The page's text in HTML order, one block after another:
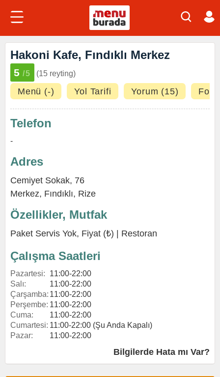
Hakoni Kafe, Fındıklı Merkez
5 /5 (15 reyting)
Menü (-) Yol Tarifi Yorum (15)
Telefon
-
Adres
Cemiyet Sokak, 76
Merkez, Fındıklı, Rize
Özellikler, Mutfak
Paket Servis Yok, Fiyat (₺) | Restoran
Çalışma Saatleri
Pazartesi:
11:00-22:00
Salı:
11:00-22:00
Çarşamba: 11:00-22:00
Perşembe: 11:00-22:00
Cuma:
11:00-22:00
Cumartesi: 11:00-22:00 (Şu Anda Kapalı)
Pazar:
11:00-22:00
Bilgilerde Hata mı Var?